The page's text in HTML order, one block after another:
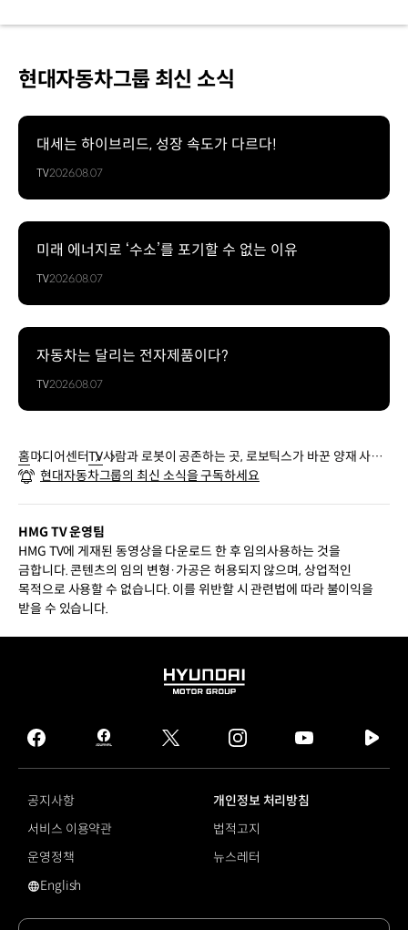
현대자동차그룹 최신 소식
대세는 하이브리드, 성장 속도가 다르다!
TV2026.08.07
미래 에너지로 ‘수소’를 포기할 수 없는 이유
TV2026.08.07
자동차는 달리는 전자제품이다?
TV2026.08.07
홈미디어센터TV사람과 로봇이 공존하는 곳, 로보틱스가 바꾼 양재 사옥
의 일상
현대자동차그룹의 최신 소식을 구독하세요
HMG TV 운영팀
HMG TV에 게재된 동영상을 다운로드 한 후 임의사용하는 것을
금합니다. 콘텐츠의 임의 변형·가공은 허용되지 않으며, 상업적인
목적으로 사용할 수 없습니다. 이를 위반할 시 관련법에 따라 불이익을
받을 수 있습니다.
HYUNDAI
GROUP
facebook
hmg
journal
twitter instagram
tv
공지사항
개인정보 처리방침
서비스 이용약관
법적고지
운영정책
뉴스레터
영문 사이트로 이동
English